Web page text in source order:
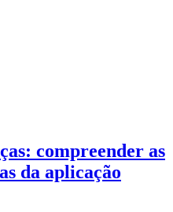
compreender as
da aplicação